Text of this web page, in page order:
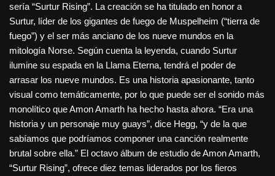
sería “Surtur Rising”. La creación se ha titulado en honor a
Surtur, líder de los gigantes de fuego de Muspelheim (“tierra de
fuego”) y el ser más anciano de los nueve mundos en la
mitología Norse. Según cuenta la leyenda, cuando Surtur
ilumine su espada en la Llama Eterna, tendrá el poder de
arrasar los nueve mundos. Es una historia apasionante, tanto
visual como temáticamente, por lo que puede ser el sonido más
monolítico que Amon Amarth ha hecho hasta ahora. “Era una
historia y un personaje muy guays”, dice Hegg, “y de la que
sabíamos que podríamos componer una canción realmente
brutal sobre ella.” El octavo álbum de estudio de Amon Amarth,
“Surtur Rising”, ofrece diez temas liderados por los fieros